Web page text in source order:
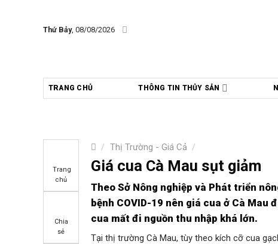
Thứ Bảy, 08/08/2026
TRANG CHỦ THÔNG TIN THỦY SẢN
/ Thị Trường - Giá Cả /
Trang
chủ
Chia
sẻ
Giá cua Cà Mau sụt giảm
Theo Sở Nông nghiệp và Phát triển
bệnh COVID-19 nên giá cua ở Cà
cua mất đi nguồn thu nhập khá lớn.
Tại thị trường Cà Mau, tùy theo kích cỡ cua